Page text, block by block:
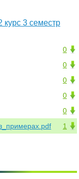
3 семестр
0
0
0
0
0
1